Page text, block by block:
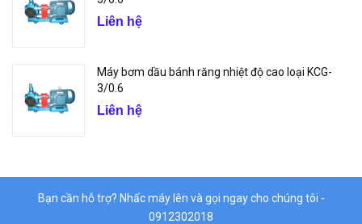
Liên hệ
Máy bơm dầu bánh răng nhiệt độ cao loại KCG-
3/0.6
Liên hệ
Bạn cần hỗ trợ? Nhấc máy lên và gọi ngay cho chúng tôi -
0912302018